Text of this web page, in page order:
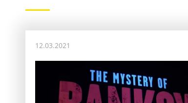
12.03.2021